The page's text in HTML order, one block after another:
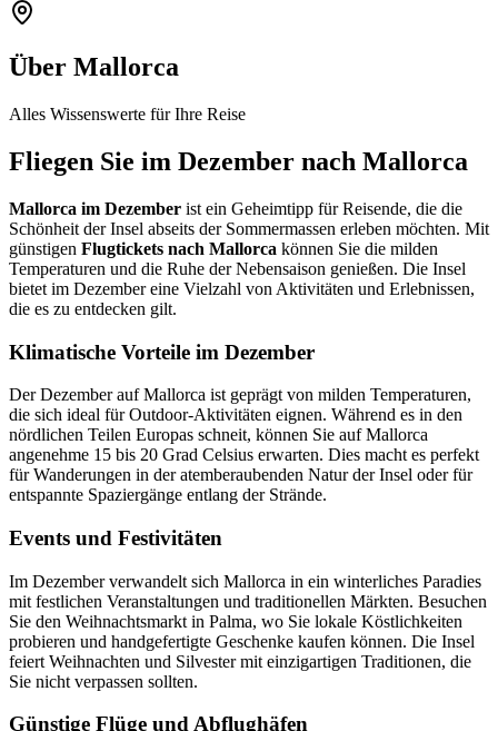
Über Mallorca
Alles Wissenswerte für Ihre Reise
Fliegen Sie im Dezember nach Mallorca
Mallorca im Dezember ist ein Geheimtipp für Reisende, die die
Schönheit der Insel abseits der Sommermassen erleben möchten. Mit
günstigen Flugtickets nach Mallorca können Sie die milden
Temperaturen und die Ruhe der Nebensaison genießen. Die Insel
bietet im Dezember eine Vielzahl von Aktivitäten und Erlebnissen,
die es zu entdecken gilt.
Klimatische Vorteile im Dezember
Der Dezember auf Mallorca ist geprägt von milden Temperaturen,
die sich ideal für Outdoor-Aktivitäten eignen. Während es in den
nördlichen Teilen Europas schneit, können Sie auf Mallorca
angenehme 15 bis 20 Grad Celsius erwarten. Dies macht es perfekt
für Wanderungen in der atemberaubenden Natur der Insel oder für
entspannte Spaziergänge entlang der Strände.
Events und Festivitäten
Im Dezember verwandelt sich Mallorca in ein winterliches Paradies
mit festlichen Veranstaltungen und traditionellen Märkten. Besuchen
Sie den Weihnachtsmarkt in Palma, wo Sie lokale Köstlichkeiten
probieren und handgefertigte Geschenke kaufen können. Die Insel
feiert Weihnachten und Silvester mit einzigartigen Traditionen, die
Sie nicht verpassen sollten.
Günstige Flüge und Abflughäfen